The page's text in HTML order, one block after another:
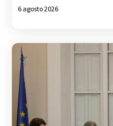
6 agosto 2026